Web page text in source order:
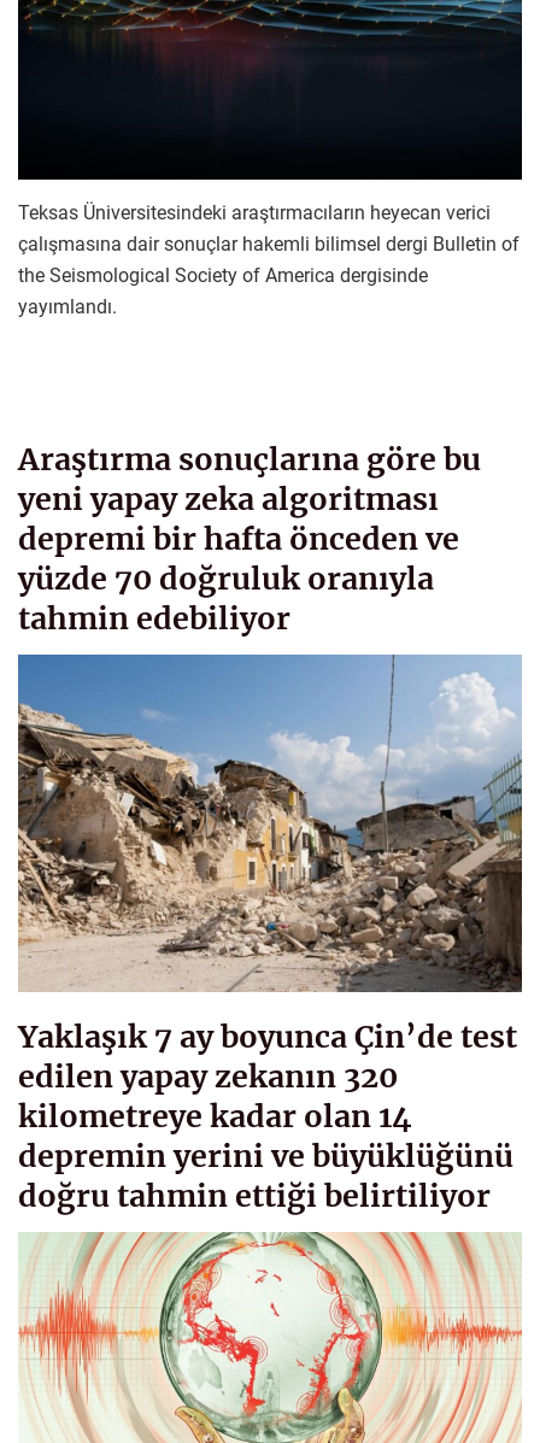
Teksas Üniversitesindeki araştırmacıların heyecan verici
çalışmasına dair sonuçlar hakemli bilimsel dergi Bulletin of
the Seismological Society of America dergisinde
yayımlandı.
Araştırma sonuçlarına göre bu
yeni yapay zeka algoritması
depremi bir hafta önceden ve
yüzde 70 doğruluk oranıyla
tahmin edebiliyor
Yaklaşık 7 ay boyunca Çin’de test
edilen yapay zekanın 320
kilometreye kadar olan 14
depremin yerini ve büyüklüğünü
doğru tahmin ettiği belirtiliyor